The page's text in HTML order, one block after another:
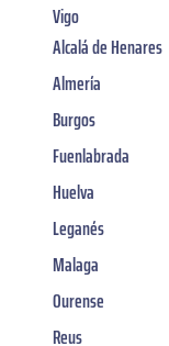
Vigo
Alcalá de Henares
Almería
Burgos
Fuenlabrada
Huelva
Leganés
Malaga
Ourense
Reus